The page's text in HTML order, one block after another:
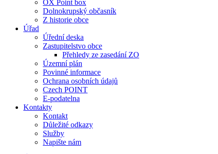
OX Point box
Dolnokrupský občasník
Z historie obce
Úřad
Úřední deska
Zastupitelstvo obce
Přehledy ze zasedání ZO
Územní plán
Povinné informace
Ochrana osobních údajů
Czech POINT
E-podatelna
Kontakty
Kontakt
Důležité odkazy
Služby
Napište nám